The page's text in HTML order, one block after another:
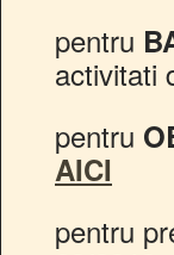
pentru
activitati
pentru
AICI
pentru